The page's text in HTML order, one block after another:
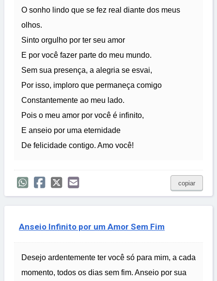
O sonho lindo que se fez real diante dos meus
olhos.
Sinto orgulho por ter seu amor
E por você fazer parte do meu mundo.
Sem sua presença, a alegria se esvai,
Por isso, imploro que permaneça comigo
Constantemente ao meu lado.
Pois o meu amor por você é infinito,
E anseio por uma eternidade
De felicidade contigo. Amo você!
copiar
Anseio Infinito por um Amor Sem Fim
Desejo ardentemente ter você só para mim, a cada
momento, todos os dias sem fim. Anseio por sua